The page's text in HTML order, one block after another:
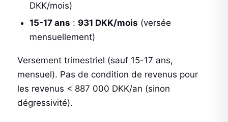
DKK/mois)
15-17 ans : 931 DKK/mois (versée
mensuellement)
Versement trimestriel (sauf 15-17 ans,
mensuel). Pas de condition de revenus pour
les revenus < 887 000 DKK/an (sinon
dégressivité).